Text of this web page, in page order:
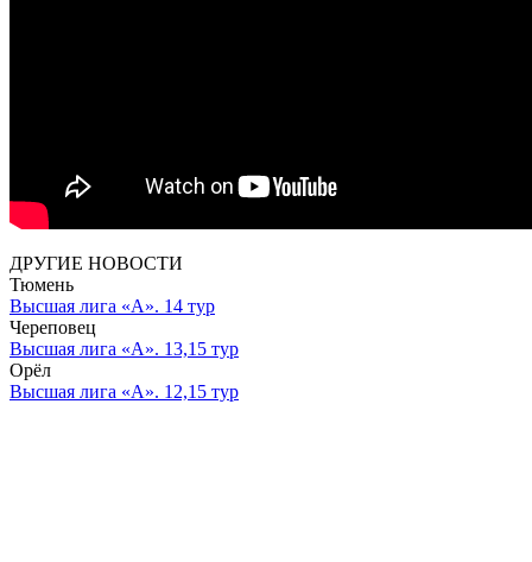
ДРУГИЕ НОВОСТИ
Тюмень
Высшая лига «А». 14 тур
Череповец
Высшая лига «А». 13,15 тур
Орёл
Высшая лига «А». 12,15 тур